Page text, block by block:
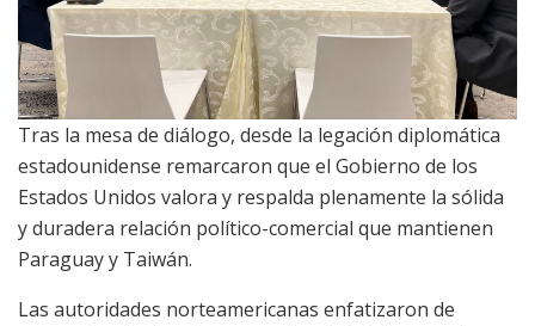
Tras la mesa de diálogo, desde la legación diplomática
estadounidense remarcaron que el Gobierno de los
Estados Unidos valora y respalda plenamente la sólida
y duradera relación político-comercial que mantienen
Paraguay y Taiwán.
Las autoridades norteamericanas enfatizaron de